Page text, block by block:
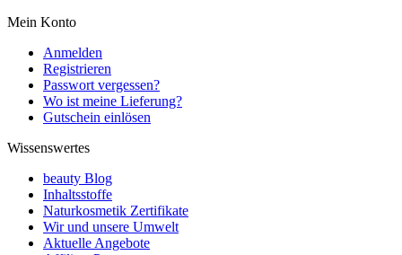
Mein Konto
Anmelden
Registrieren
Passwort vergessen?
Wo ist meine Lieferung?
Gutschein einlösen
Wissenswertes
beauty Blog
Inhaltsstoffe
Naturkosmetik Zertifikate
Wir und unsere Umwelt
Aktuelle Angebote